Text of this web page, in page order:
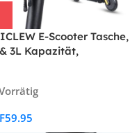
E-Scooter Tasche,
3L Kapazität,
Xiaomi M365
59.95